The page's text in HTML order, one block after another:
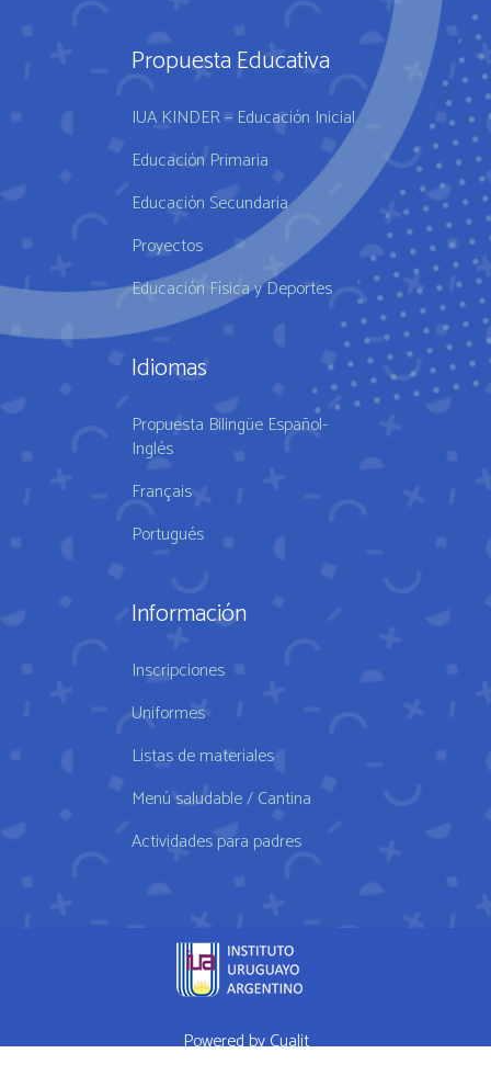
Propuesta Educativa
IUA KINDER – Educación Inicial
Educación Primaria
Educación Secundaria
Proyectos
Educación Física y Deportes
Idiomas
Propuesta Bilingüe Español-
Inglés
Français
Portugués
Información
Inscripciones
Uniformes
Listas de materiales
Menú saludable / Cantina
Actividades para padres
Powered byCualit